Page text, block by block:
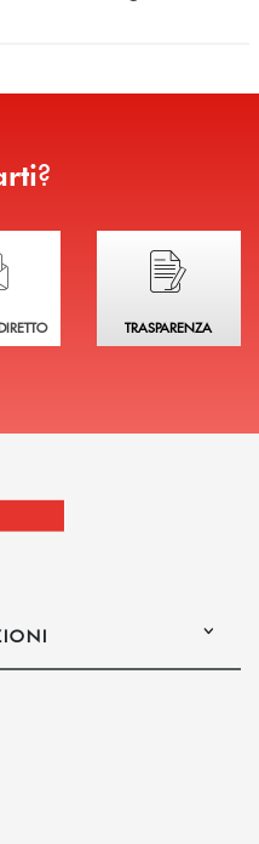
?
di assistenza immediata?
Hai bisogno di
TRASPARENZA
l’app di posta elettronica)
apre l’app di posta